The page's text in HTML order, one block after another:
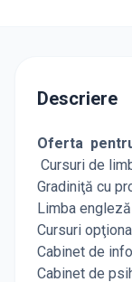
Descriere
Oferta
Cursuri de
Gradiniţă cu
Limba
Cursuri
Cabinet de
Cabinet de